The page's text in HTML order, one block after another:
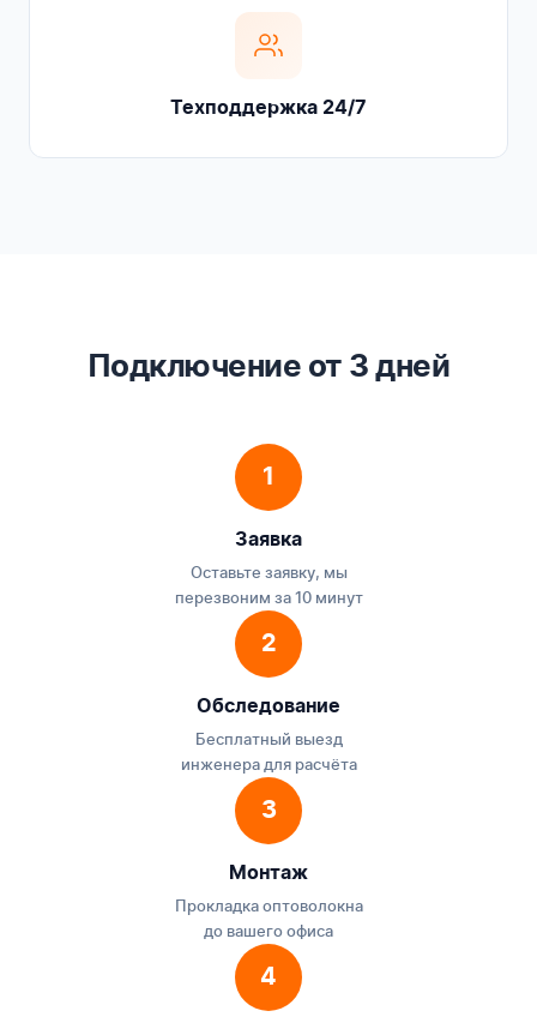
Техподдержка 24/7
Подключение от 3 дней
1
Заявка
Оставьте заявку, мы
перезвоним за 10 минут
2
Обследование
Бесплатный выезд
инженера для расчёта
3
Монтаж
Прокладка оптоволокна
до вашего офиса
4